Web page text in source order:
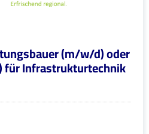
(m/w/d) oder
für Infrastrukturtechnik